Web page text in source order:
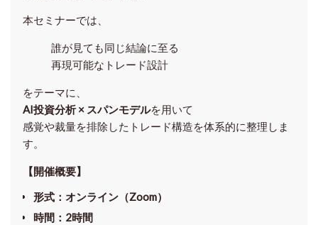
本セミナーでは、
誰が見ても同じ結論に至る
再現可能なトレード設計
をテーマに、
AI投資分析 × スパンモデルを用いて
感覚や裁量を排除したトレード構造を体系的に整理しま
す。
【開催概要】
形式：オンライン（Zoom）
時間：2時間